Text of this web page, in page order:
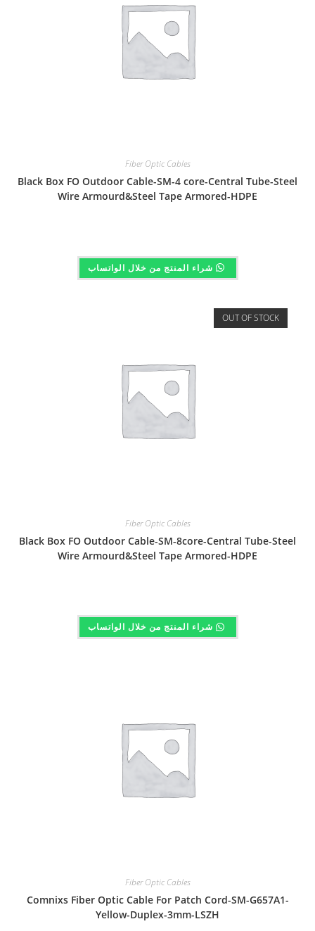
Fiber Optic Cables
Black Box FO Outdoor Cable-SM-4 core-Central Tube-Steel
Wire Armourd&Steel Tape Armored-HDPE
شراء المنتج من خلال الواتساب
OUT OF STOCK
Fiber Optic Cables
Black Box FO Outdoor Cable-SM-8core-Central Tube-Steel
Wire Armourd&Steel Tape Armored-HDPE
شراء المنتج من خلال الواتساب
Fiber Optic Cables
Comnixs Fiber Optic Cable For Patch Cord-SM-G657A1-
Yellow-Duplex-3mm-LSZH